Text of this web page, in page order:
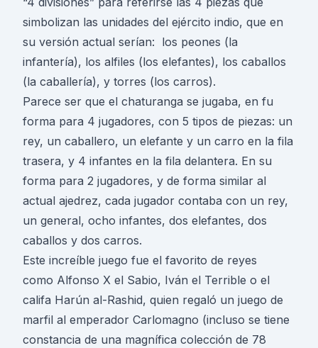
simbolizan las unidades del ejército indio, que en
su versión actual serían: los peones (la
infantería), los alfiles (los elefantes), los caballos
(la caballería), y torres (los carros).
Parece ser que el chaturanga se jugaba, en fu
forma para 4 jugadores, con 5 tipos de piezas: un
rey, un caballero, un elefante y un carro en la fila
trasera, y 4 infantes en la fila delantera. En su
forma para 2 jugadores, y de forma similar al
actual ajedrez, cada jugador contaba con un rey,
un general, ocho infantes, dos elefantes, dos
caballos y dos carros.
Este increíble juego fue el favorito de reyes
como Alfonso X el Sabio, Iván el Terrible o el
califa Harún al-Rashid, quien regaló un juego de
marfil al emperador Carlomagno (incluso se tiene
constancia de una magnífica colección de 78